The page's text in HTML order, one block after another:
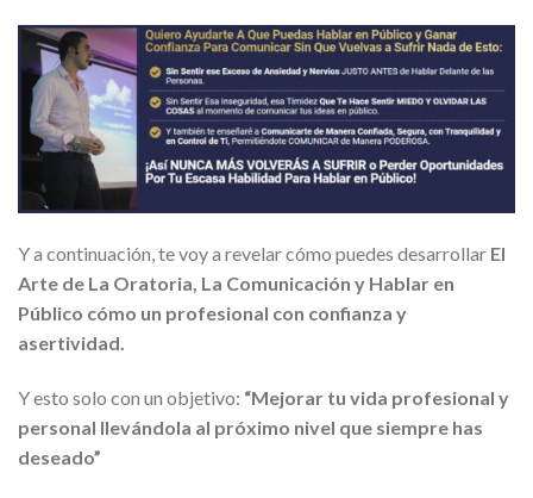
Y a continuación, te voy a revelar cómo puedes desarrollar El
Arte de La Oratoria, La Comunicación y Hablar en
Público cómo un profesional con confianza y
asertividad.
Y esto solo con un objetivo: “Mejorar tu vida profesional y
personal llevándola al próximo nivel que siempre has
deseado”